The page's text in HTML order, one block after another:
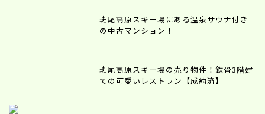
斑尾高原スキー場にある温泉サウナ付き
の中古マンション！
斑尾高原スキー場の売り物件！鉄骨3階建
ての可愛いレストラン【成約済】